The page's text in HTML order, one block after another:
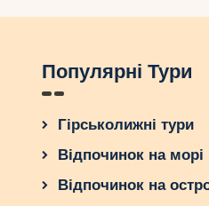
Популярні Тури
Гірськолижні тури
Відпочинок на морі
Відпочинок на